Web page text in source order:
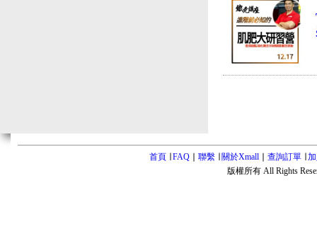
首頁∣ FAQ∣ 聯繫∣ 關於Xmall∣ 查詢訂單∣
版權所有 All Rights